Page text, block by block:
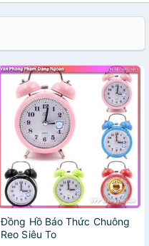
Đồng Hồ Báo Thức Chuông
Reo Siêu To